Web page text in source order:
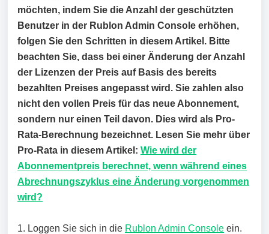
möchten, indem Sie die Anzahl der geschützten
Benutzer in der Rublon Admin Console erhöhen,
folgen Sie den Schritten in diesem Artikel. Bitte
beachten Sie, dass bei einer Änderung der Anzahl
der Lizenzen der Preis auf Basis des bereits
bezahlten Preises angepasst wird. Sie zahlen also
nicht den vollen Preis für das neue Abonnement,
sondern nur einen Teil davon. Dies wird als Pro-
Rata-Berechnung bezeichnet. Lesen Sie mehr über
Pro-Rata in diesem Artikel: Wie wird der
Abonnementpreis berechnet, wenn während eines
Abrechnungszyklus eine Änderung vorgenommen
wird?
1. Loggen Sie sich in die Rublon Admin Console ein.